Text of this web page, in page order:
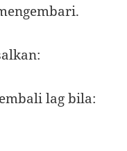
lag bila: